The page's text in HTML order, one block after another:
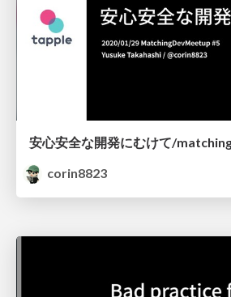
安心安全な開発にむけて/
corin8823